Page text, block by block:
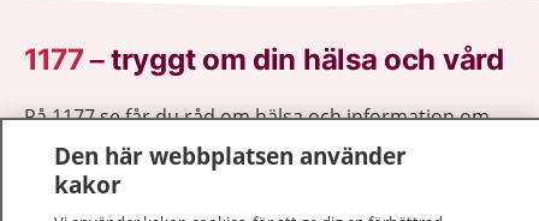
1177–tryggt om din hälsa och vård
På 1177.se får du råd om hälsa och information om
sjukdomar och vilka mottagningar du kan kontakta.
Logga in för att läsa din journal och göra dina
Den här webbplatsen använder
kakor